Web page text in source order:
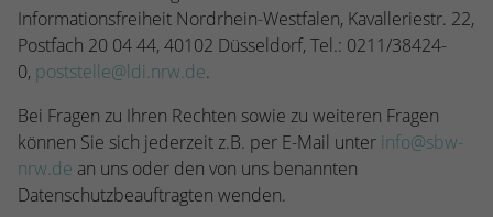
Informationsfreiheit Nordrhein-Westfalen, Kavalleriestr. 22,
Postfach 20 04 44, 40102 Düsseldorf, Tel.: 0211/38424-
0, poststelle@ldi.nrw.de.
Bei Fragen zu Ihren Rechten sowie zu weiteren Fragen
können Sie sich jederzeit z.B. per E-Mail unter info@sbw-
nrw.de an uns oder den von uns benannten
Datenschutzbeauftragten wenden.